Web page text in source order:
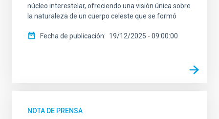
núcleo interestelar, ofreciendo una visión única sobre
la naturaleza de un cuerpo celeste que se formó
Fecha de publicación 19/12/2025 - 09:00:00
NOTA DE PRENSA